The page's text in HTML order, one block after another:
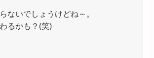
ないでしょうけどね～。
るかも？(笑)